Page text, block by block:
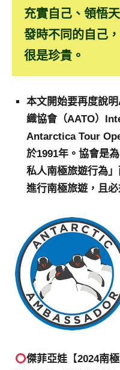
充實自己、領悟
發時不同的自己
很是珍貴。
本文開始要再度說
織協會（AATO）
Antarctica Tour
於1991年。協會是
私人南極旅遊行為
進行南極旅遊，且
傑菲亞娃 【2024南